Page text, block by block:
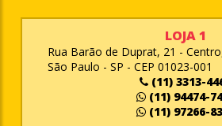
LOJA 1
Rua Barão de Duprat, 21 -
São Paulo - SP - CEP 01023-001
(11) 3313-
(11) 94474-
(11) 97266-